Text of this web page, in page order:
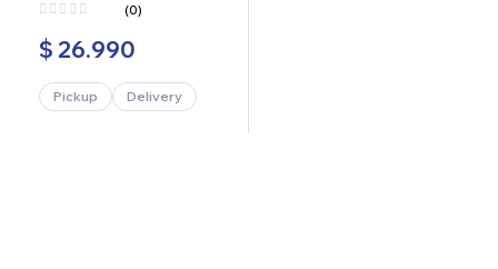
(0)
$ 26.990
Pickup Delivery